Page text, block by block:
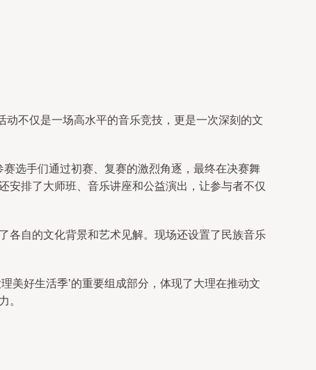
动不仅是一场高水平的音乐竞技，更是一次深刻的文
选手们通过初赛、复赛的激烈角逐，最终在决赛舞
安排了大师班、音乐讲座和公益演出，让参与者不仅
各自的文化背景和艺术见解。现场还设置了民族音乐
美好生活季’的重要组成部分，体现了大理在推动文
。